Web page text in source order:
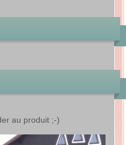
au produit ;-)